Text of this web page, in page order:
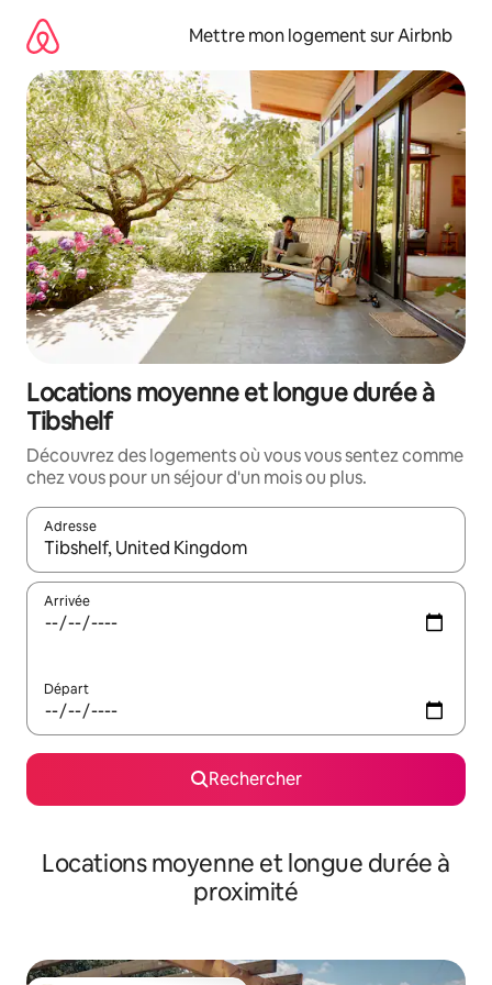
directement
contenu
Mettre mon logement sur Airbnb
Locations moyenne et longue durée à
Tibshelf
Découvrez des logements où vous vous sentez comme
chez vous pour un séjour d'un mois ou plus.
Adresse
Lorsque les résultats s'affichent, utilisez les flèches vers le
Arrivée
Départ
Rechercher
Locations moyenne et longue durée à
proximité